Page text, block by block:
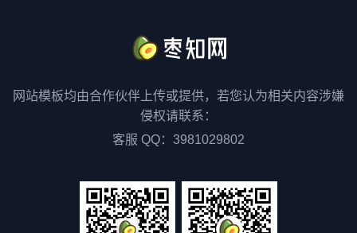
网站模板均由合作伙伴上传或提供，若您认为相关内容涉嫌
侵权请联系：
客服 QQ：3981029802